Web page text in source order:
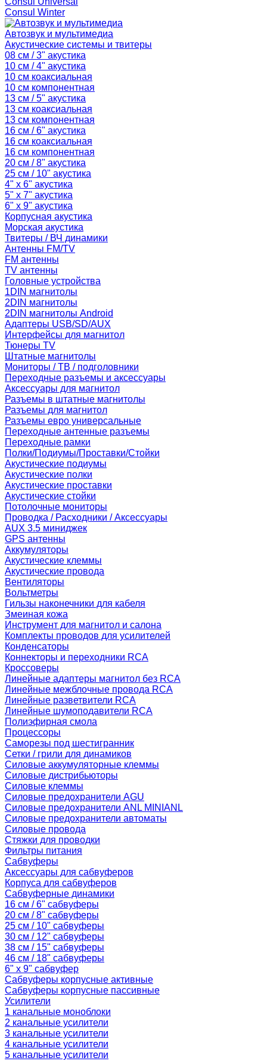
Consul Winter
Автозвук и мультимедиа
Акустические системы и твитеры
08 см / 3" акустика
10 см / 4" акустика
10 см коаксиальная
10 см компонентная
13 см / 5" акустика
13 см коаксиальная
13 см компонентная
16 см / 6" акустика
16 см коаксиальная
16 см компонентная
20 см / 8" акустика
25 см / 10" акустика
4" x 6" акустика
5" x 7" акустика
6" x 9" акустика
Корпусная акустика
Морская акустика
Твитеры / ВЧ динамики
Антенны FM/TV
FM антенны
TV антенны
Головные устройства
1DIN магнитолы
2DIN магнитолы
2DIN магнитолы Android
Адаптеры USB/SD/AUX
Интерфейсы для магнитол
Тюнеры TV
Штатные магнитолы
Мониторы / ТВ / подголовники
Переходные разъемы и аксессуары
Аксессуары для магнитол
Разъемы в штатные магнитолы
Разъемы для магнитол
Разъемы евро универсальные
Переходные антенные разъемы
Переходные рамки
Полки/Подиумы/Проставки/Стойки
Акустические подиумы
Акустические полки
Акустические проставки
Акустические стойки
Потолочные мониторы
Проводка / Расходники / Аксессуары
AUX 3.5 миниджек
GPS антенны
Аккумуляторы
Акустические клеммы
Акустические провода
Вентиляторы
Вольтметры
Гильзы наконечники для кабеля
Змеиная кожа
Инструмент для магнитол и салона
Комплекты проводов для усилителей
Конденсаторы
Коннекторы и переходники RCA
Кроссоверы
Линейные адаптеры магнитол без RCA
Линейные межблочные провода RCA
Линейные разветвители RCA
Линейные шумоподавители RCA
Полиэфирная смола
Процессоры
Саморезы под шестигранник
Сетки / грили для динамиков
Силовые аккумуляторные клеммы
Силовые дистрибьюторы
Силовые клеммы
Силовые предохранители AGU
Силовые предохранители ANL MINIANL
Силовые предохранители автоматы
Силовые провода
Стяжки для проводки
Фильтры питания
Сабвуферы
Аксессуары для сабвуферов
Корпуса для сабвуферов
Сабвуферные динамики
16 см / 6" сабвуферы
20 см / 8" сабвуферы
25 см / 10" сабвуферы
30 см / 12" сабвуферы
38 см / 15" сабвуферы
46 см / 18" сабвуферы
6" x 9" сабвуфер
Сабвуферы корпусные активные
Сабвуферы корпусные пассивные
Усилители
1 канальные моноблоки
2 канальные усилители
3 канальные усилители
4 канальные усилители
5 канальные усилители